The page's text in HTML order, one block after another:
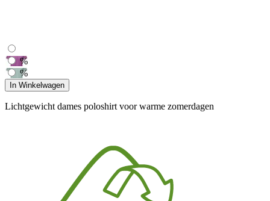
%
%
In Winkelwagen
Lichtgewicht dames poloshirt voor warme zomerdagen